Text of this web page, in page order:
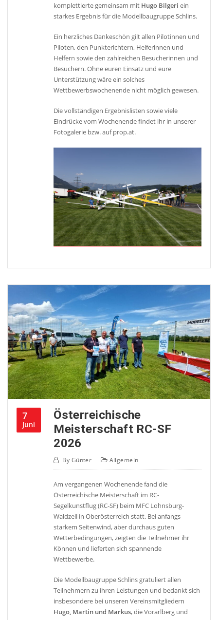
komplettierte gemeinsam mit Hugo Bilgeri ein
starkes Ergebnis für die Modellbaugruppe Schlins.
Ein herzliches Dankeschön gilt allen Pilotinnen und
Piloten, den Punkterichtern, Helferinnen und
Helfern sowie den zahlreichen Besucherinnen und
Besuchern. Ohne euren Einsatz und eure
Unterstützung wäre ein solches
Wettbewerbswochenende nicht möglich gewesen.
Die vollständigen Ergebnislisten sowie viele
Eindrücke vom Wochenende findet ihr in unserer
Fotogalerie bzw. auf prop.at.
7
Juni
Österreichische
Meisterschaft RC-SF
2026
By Günter Allgemein
Am vergangenen Wochenende fand die
Österreichische Meisterschaft im RC-
Segelkunstflug (RC-SF) beim MFC Lohnsburg-
Waldzell in Oberösterreich statt. Bei anfangs
starkem Seitenwind, aber durchaus guten
Wetterbedingungen, zeigten die Teilnehmer ihr
Können und lieferten sich spannende
Wettbewerbe.
Die Modellbaugruppe Schlins gratuliert allen
Teilnehmern zu ihren Leistungen und bedankt sich
insbesondere bei unseren Vereinsmitgliedern
Hugo, Martin und Markus, die Vorarlberg und